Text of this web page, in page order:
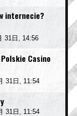
internecie?
31日, 14:56
Casino
31日, 11:54
31日, 11:54